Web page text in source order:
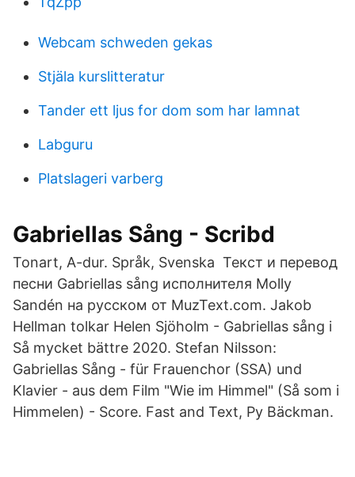
Webcam schweden gekas
Stjäla kurslitteratur
Tander ett ljus for dom som har lamnat
Labguru
Platslageri varberg
Gabriellas Sång - Scribd
Tonart, A-dur. Språk, Svenska Текст и перевод
песни Gabriellas sång исполнителя Molly
Sandén на русском от MuzText.com. Jakob
Hellman tolkar Helen Sjöholm - Gabriellas sång i
Så mycket bättre 2020. Stefan Nilsson:
Gabriellas Sång - für Frauenchor (SSA) und
Klavier - aus dem Film "Wie im Himmel" (Så som i
Himmelen) - Score. Fast and Text, Py Bäckman.